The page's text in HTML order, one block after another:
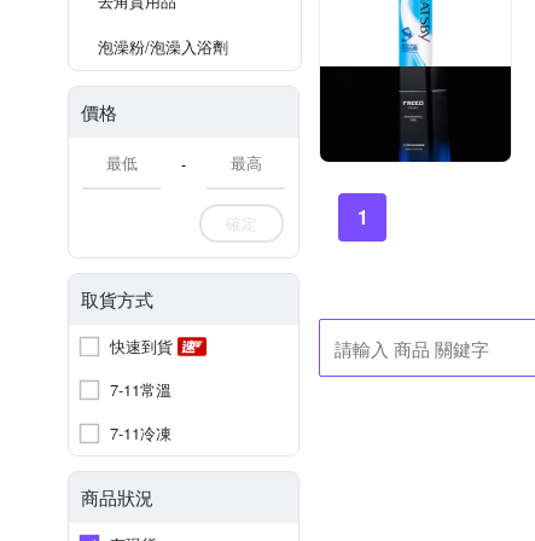
泡澡粉/泡澡入浴劑
價格
-
確定
取貨方式
快速到貨
7-11常溫
7-11冷凍
商品狀況
1